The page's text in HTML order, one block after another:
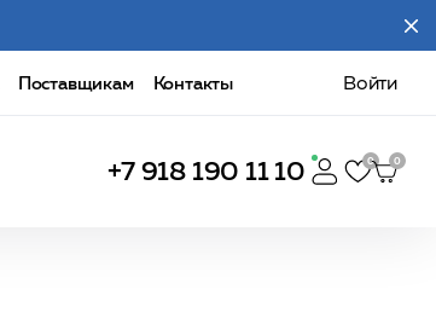
Поставщикам Контакты Войти
+7 918 190 11 10